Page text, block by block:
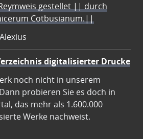
gestellet || durch
Cotbusianum.||
digitalisierter Drucke
noch nicht in unserem
probieren Sie es doch in
das mehr als 1.600.000
Werke nachweist.